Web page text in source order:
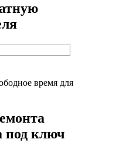
время для
под ключ